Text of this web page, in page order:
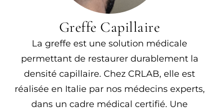
Greffe Capillaire
La greffe est une solution médicale
permettant de restaurer durablement la
densité capillaire. Chez CRLAB, elle est
réalisée en Italie par nos médecins experts,
dans un cadre médical certifié. Une